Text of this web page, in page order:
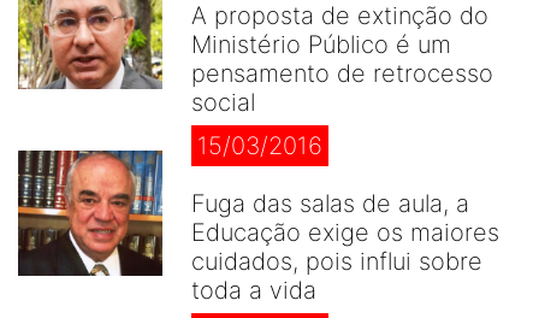
A proposta de extinção do
Ministério Público é um
pensamento de retrocesso
social
15/03/2016
Fuga das salas de aula, a
Educação exige os maiores
cuidados, pois influi sobre
toda a vida